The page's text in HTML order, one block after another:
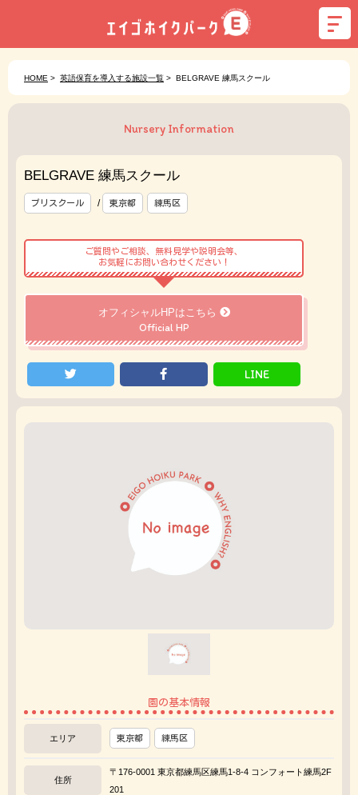
HOME > 英語保育を導入する施設一覧 > BELGRAVE 練馬スクール
Nursery Information
BELGRAVE 練馬スクール
プリスクール / 東京都 練馬区
ご質問やご相談、無料見学や説明会等、
お気軽にお問い合わせください！
オフィシャルHPはこちら
Official HP
LINE
園の基本情報
エリア 東京都 練馬区
住所
〒176-0001 東京都練馬区練馬1-8-4 コンフォート練馬2F
201